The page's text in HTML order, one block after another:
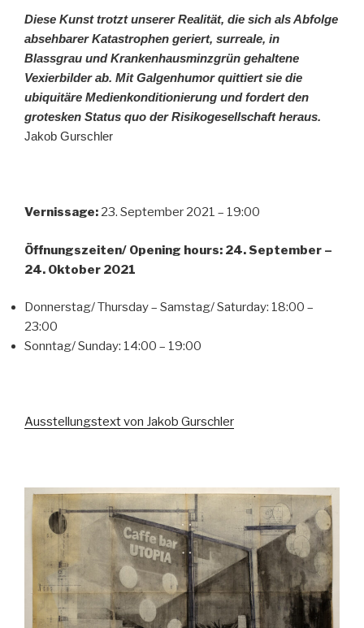
Diese KunsttrotztunsererRealität, die sich als Abfolge
absehbarer Katastrophen geriert, surreale, in
Blassgrau und Krankenhausminzgrün gehaltene
Vexierbilder ab. MitGalgenhumorquittiert sie die
ubiquitäre Medienkonditionierung undfordert den
grotesken Status quo der Risikogesellschaft heraus.
Jakob Gurschler
Vernissage: 23. September 2021 – 19:00
Öffnungszeiten/ Opening hours: 24. September –
24. Oktober 2021
Donnerstag/ Thursday – Samstag/ Saturday: 18:00 –
23:00
Sonntag/ Sunday: 14:00 – 19:00
Ausstellungstext von Jakob Gurschler